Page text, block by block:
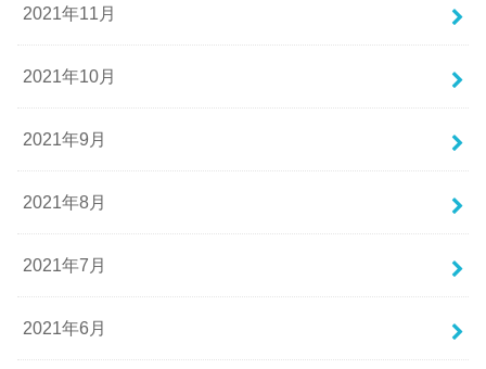
2021年11月
2021年10月
2021年9月
2021年8月
2021年7月
2021年6月